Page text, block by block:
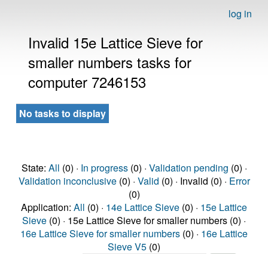
log in
Invalid 15e Lattice Sieve for
smaller numbers tasks for
computer 7246153
No tasks to display
State: All (0) · In progress(0) · Validation pending (0) ·
Validation inconclusive(0) · Valid (0) · Invalid (0) · Error
(0)
Application: All (0) · 14e Lattice Sieve (0) · 15e Lattice
Sieve (0) · 15e Lattice Sieve for smaller numbers (0) ·
16e Lattice Sieve for smaller numbers (0) · 16e Lattice
Sieve V5 (0)